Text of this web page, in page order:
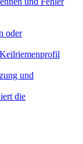
oder
und
die